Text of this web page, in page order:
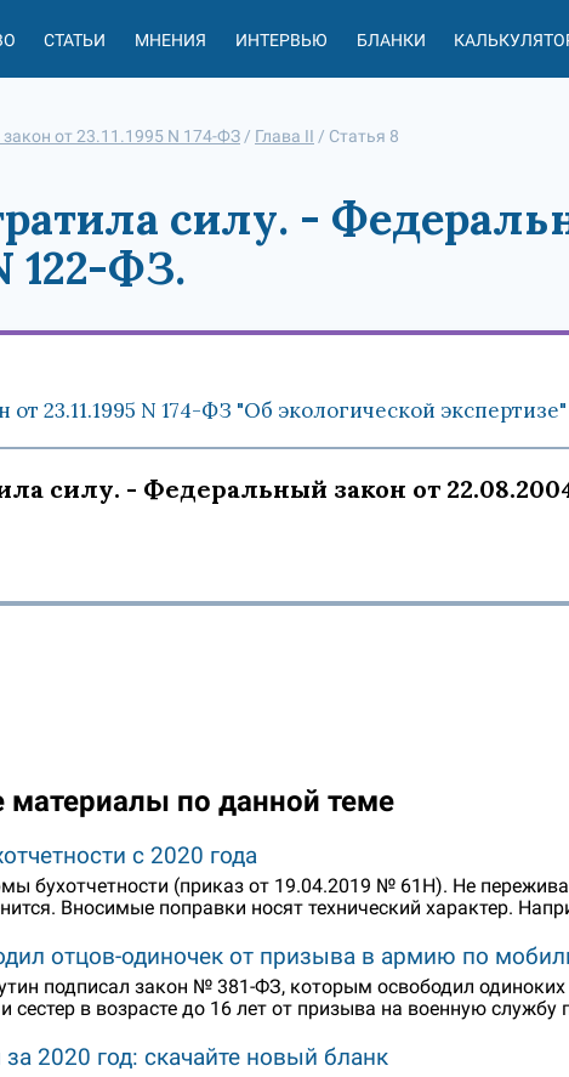
СТАТЬИ МНЕНИЯ ИНТЕРВЬЮ БЛАНКИ
от 23.11.1995 N 174-ФЗ / Глава II / Статья 8
силу. -
122-ФЗ.
23.11.1995 N 174-ФЗ "Об экологической экспертизе"
силу. - Федеральный закон от
по данной теме
с 2020 года
бухотчетности (приказ от 19.04.2019 № 61Н). Не
Вносимые поправки носят технический характер.
отцов-одиночек от призыва в армию по
подписал закон № 381-ФЗ, которым освободил
сестер в возрасте до 16 лет от призыва на военную службу
2020 год: скачайте новый бланк